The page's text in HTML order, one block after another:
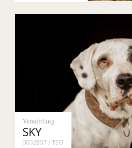
Vermittlung
SKY
0002807 / TEO